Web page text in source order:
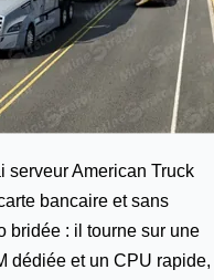
serveur American Truck
bancaire et sans
bridée : il tourne sur une
dédiée et un CPU rapide,